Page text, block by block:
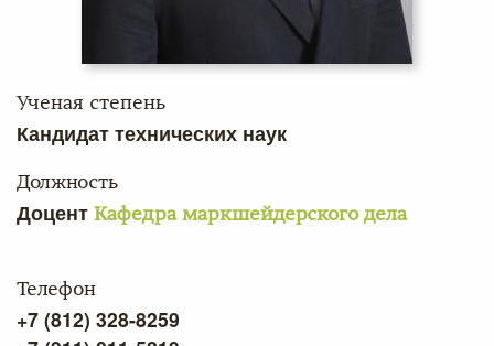
Ученая степень
Кандидат технических наук
Должность
Доцент Кафедра маркшейдерского дела
Телефон
+7 (812) 328-8259